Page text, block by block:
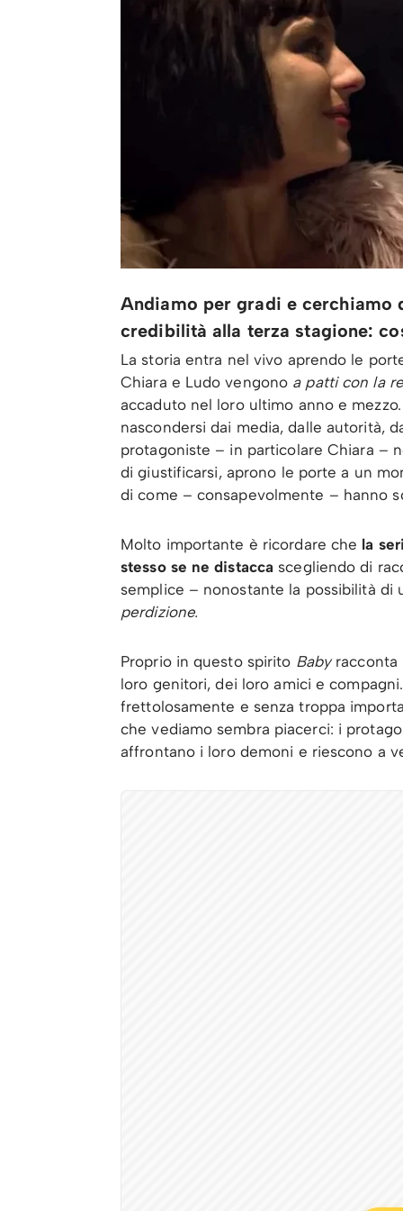
Andiamo per gradi e
credibilità alla terza stagione:
La storia entra nel vivo aprendo le
Chiara e Ludo vengono a patti con la
accaduto nel loro ultimo anno e
nascondersi dai media, dalle autorità,
protagoniste – in particolare Chiara –
di giustificarsi, aprono le porte a un
di come – consapevolmente – hanno
Molto importante è ricordare che la
stesso se ne distacca scegliendo di
semplice – nonostante la possibilità di
perdizione.
Proprio in questo spirito Baby racconta
loro genitori, dei loro amici e
frettolosamente e senza troppa
che vediamo sembra piacerci: i
affrontano i loro demoni e riescono a